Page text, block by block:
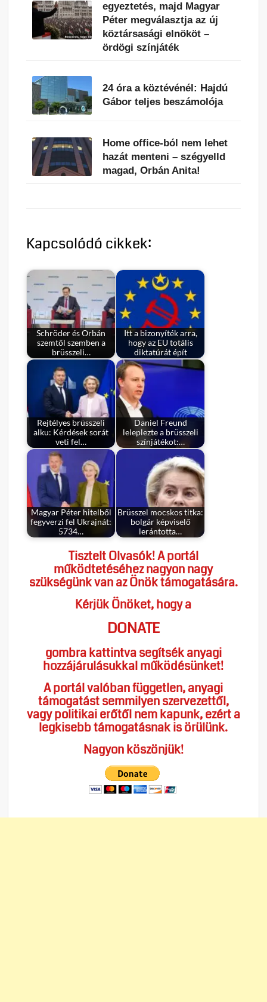
egyeztetés, majd Magyar
Péter megválasztja az új
köztársasági elnököt –
ördögi színjáték
24 óra a köztévénél: Hajdú
Gábor teljes beszámolója
Home office-ból nem lehet
hazát menteni – szégyelld
magad, Orbán Anita!
Kapcsolódó cikkek:
Schröder és Orbán
szemtől szemben a
brüsszeli…
Itt a bizonyíték arra,
hogy az EU totális
diktatúrát épít
Rejtélyes brüsszeli
alku: Kérdések sorát
veti fel…
Daniel Freund
leleplezte a brüsszeli
színjátékot:…
Magyar Péter hitelből
fegyverzi fel Ukrajnát:
5734…
Brüsszel mocskos titka:
bolgár képviselő
lerántotta…
Tisztelt Olvasók! A portál
működtetéséhez nagyon nagy
szükségünk van az Önök támogatására.
Kérjük Önöket, hogy a
DONATE
gombra kattintva segítsék anyagi
hozzájárulásukkal működésünket!
A portál valóban független, anyagi
támogatást semmilyen szervezettől,
vagy politikai erőtől nem kapunk, ezért a
legkisebb támogatásnak is örülünk.
Nagyon köszönjük!